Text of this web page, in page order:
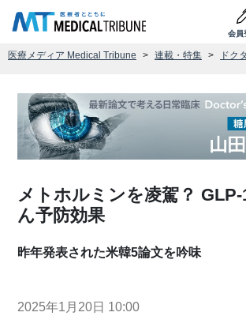
会員
医療メディア Medical Tribune 連載・特集 ドク
メトホルミンを凌駕？
ん予防効果
昨年発表された米韓5論文を吟味
2025年1月20日 10:00